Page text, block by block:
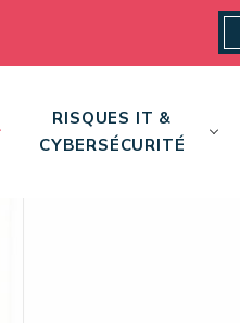
RISQUES IT &
CYBERSÉCURITÉ